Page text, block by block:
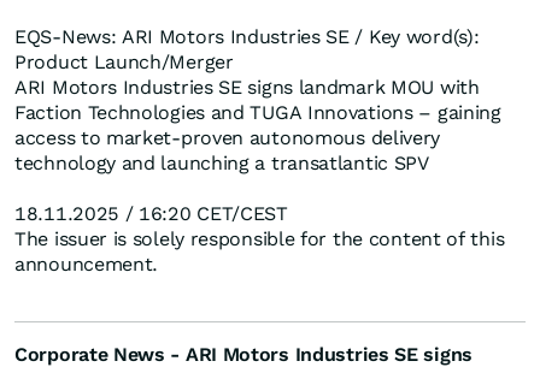
EQS-News: ARI Motors Industries SE / Key word(s):
Product Launch/Merger
ARI Motors Industries SE signs landmark MOU with
Faction Technologies and TUGA Innovations – gaining
access to market-proven autonomous delivery
technology and launching a transatlantic SPV
18.11.2025 / 16:20 CET/CEST
The issuer is solely responsible for the content of this
announcement.
Corporate News - ARI Motors Industries SE signs